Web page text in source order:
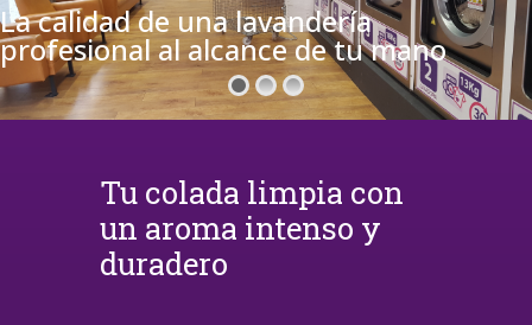
La calidad de una lavandería
profesional al alcance de tu mano
Tu colada limpia con
un aroma intenso y
duradero